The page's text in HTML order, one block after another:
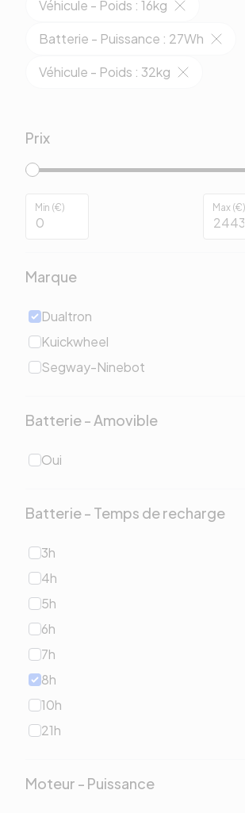
Véhicule - Poids : 16kg
Batterie - Puissance : 27Wh
Véhicule - Poids : 32kg
Prix
Min (€) Max (€)
Marque
Dualtron
Kuickwheel
Segway-Ninebot
Batterie - Amovible
Oui
Batterie - Temps de recharge
3h
4h
5h
6h
7h
8h
10h
21h
Moteur - Puissance